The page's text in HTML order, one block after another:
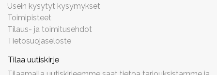
Usein kysytyt kysymykset
Toimipisteet
Tilaus- ja toimitusehdot
Tietosuojaseloste
Tilaa uutiskirje